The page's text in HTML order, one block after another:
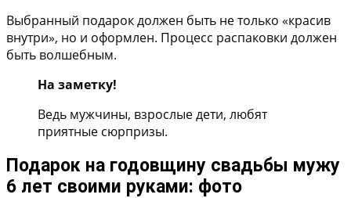
Выбранный подарок должен быть не только «красив
внутри», но и оформлен. Процесс распаковки должен
быть волшебным.
На заметку!
Ведь мужчины, взрослые дети, любят
приятные сюрпризы.
Подарок на годовщину свадьбы мужу
6 лет своими руками: фото